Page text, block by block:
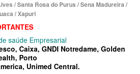
PLANO DE SAÚDE EMPRESARIAL
EMPRESARIAL
DE SAÚDE EMPRESARIAL
DE SAÚDE EMPRESARIAL
SAÚDE INDIVIDUAL
INDIVIDUAL
/ Santa Rosa do Purus / Sena Madureira /
/ Xapuri
saúde Empresarial
, Caixa, GNDI Notredame, Golden
, Porto
, Unimed Central.